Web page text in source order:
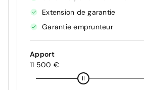
Extension de garantie
Garantie emprunteur
Apport
11 500 €